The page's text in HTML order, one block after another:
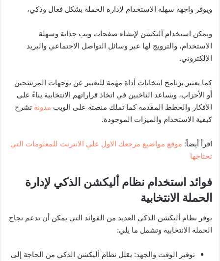
ويوفر واجهة سهلة الاستخدام لإدارة الحملة بشكل فعال وذكي،
ويمكن استخدام أليكشن لإنشاء صفحات ويب جذابة وسهلة
الاستخدام، والترويج لها عبر وسائل التواصل الاجتماعي والبريد
الإلكتروني.
كما يعتبر برنامج انتخابات أداة مهمة للتعبير عن توجهات المرشحين
أو الأحزاب، ويساعد الناخبين في اتخاذ قراراتهم الانتخابية بناءً على
الأفكار والخطط المقدمة كما تملك منصته على الويب مدونة تشرح
كيفية الاستخدام والميزات الموجودة.
اقرأ أيضاً: موقع مواضيع مرجعك الاول على الانترنت للمعلومات التي
تحتاجها
فوائد استخدام نظام أليكشن الذكي لإدارة
الحملة الانتخابية
يوفر نظام أليكشن الذكي العديد من الفوائد التي يمكن أن تدعم نجاح
الحملة الانتخابية وتشمل ما يلي:
توفير الوقت والجهد: يقلل نظام أليكشن الذكي من الحاجة إلى